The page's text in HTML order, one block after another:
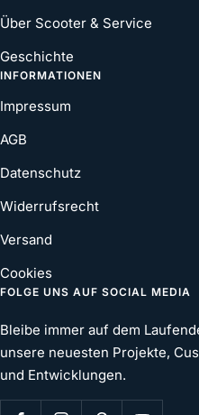
Über Scooter & Service
Geschichte
INFORMATIONEN
Impressum
AGB
Datenschutz
Widerrufsrecht
Versand
Cookies
FOLGE UNS AUF SOCIAL MEDIA
Bleibe immer auf dem
unsere neuesten Projekte,
und Entwicklungen.